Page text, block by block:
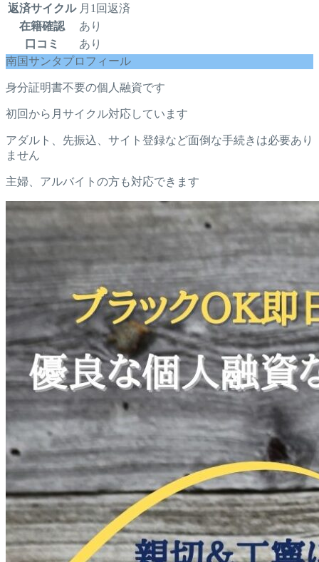
返済サイクル 月1回返済
在籍確認
あり
口コミ
あり
南国サンタプロフィール
身分証明書不要の個人融資です
初回から月サイクル対応しています
アダルト、先振込、サイト登録など面倒な手続きは必要あり
ません
主婦、アルバイトの方も対応できます